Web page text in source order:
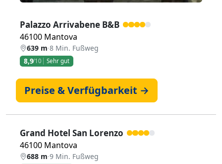
Palazzo Arrivabene B&B
46100 Mantova
639 m·8 Min. Fußweg
8,9/10 Sehr gut
Preise & Verfügbarkeit →
Grand Hotel San Lorenzo
46100 Mantova
688 m·9 Min. Fußweg